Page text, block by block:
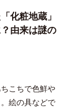
化粧地蔵」
由来は謎の
こちで色鮮や
絵の具などで